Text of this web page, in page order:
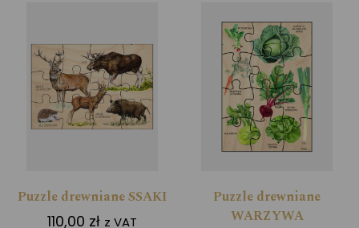
Puzzle drewniane SSAKI
110,00 zł z VAT
Puzzle drewniane
WARZYWA